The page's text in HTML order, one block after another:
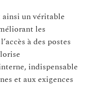
un véritable
les
à des postes
indispensable
et aux exigences